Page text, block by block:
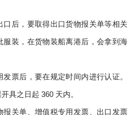
口后，要取得出口货物报关单等相关
服装，在货物装船离港后，会拿到海
发票后，要在规定时间内进行认证。
具之日起 360 天内。
报关单、增值税专用发票、出口发票